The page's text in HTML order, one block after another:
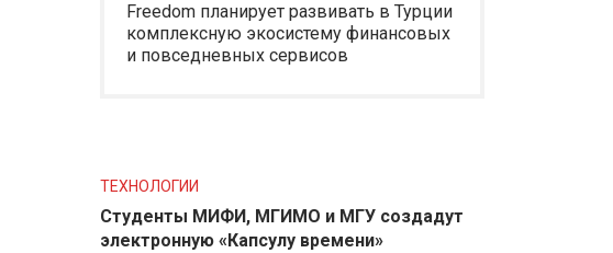
Freedom планирует развивать в Турции
комплексную экосистему финансовых
и повседневных сервисов
ТЕХНОЛОГИИ
Студенты МИФИ, МГИМО и МГУ создадут
электронную «Капсулу времени»